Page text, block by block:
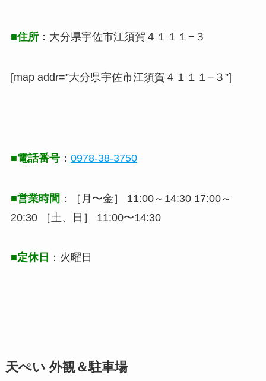
■住所：大分県宇佐市江須賀４１１１−３
[map addr=”大分県宇佐市江須賀４１１１−３”]
■電話番号： 0978-38-3750
■営業時間 ：［月〜金］ 11:00～14:30 17:00～
20:30 ［土、日］ 11:00〜14:30
■定休日 ：火曜日
天ぺい 外観＆駐車場